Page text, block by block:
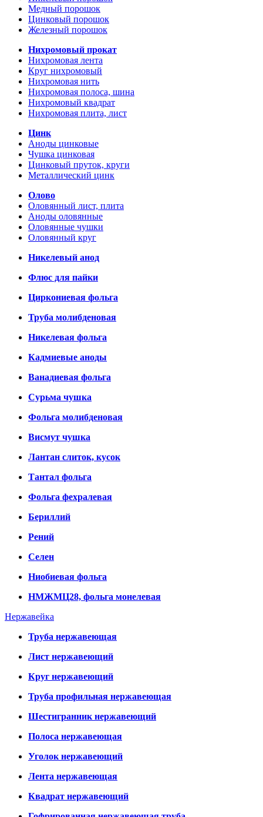
Медный порошок
Цинковый порошок
Железный порошок
Нихромовый прокат
Нихромовая лента
Круг нихромовый
Нихромовая нить
Нихромовая полоса, шина
Нихромовый квадрат
Нихромовая плита, лист
Цинк
Аноды цинковые
Чушка цинковая
Цинковый пруток, круги
Металлический цинк
Олово
Оловянный лист, плита
Аноды оловянные
Оловянные чушки
Оловянный круг
Никелевый анод
Флюс для пайки
Циркониевая фольга
Труба молибденовая
Никелевая фольга
Кадмиевые аноды
Ванадиевая фольга
Сурьма чушка
Фольга молибденовая
Висмут чушка
Лантан слиток, кусок
Тантал фольга
Фольга фехралевая
Бериллий
Рений
Селен
Ниобиевая фольга
НМЖМЦ28, фольга монелевая
Нержавейка
Труба нержавеющая
Лист нержавеющий
Круг нержавеющий
Труба профильная нержавеющая
Шестигранник нержавеющий
Полоса нержавеющая
Уголок нержавеющий
Лента нержавеющая
Квадрат нержавеющий